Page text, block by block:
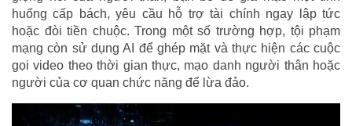
huống cấp bách, yêu cầu hỗ trợ tài chính ngay lập tức
hoặc đòi tiền chuộc. Trong một số trường hợp, tội phạm
mạng còn sử dụng AI để ghép mặt và thực hiện các cuộc
gọi video theo thời gian thực, mạo danh người thân hoặc
người của cơ quan chức năng để lừa đảo.